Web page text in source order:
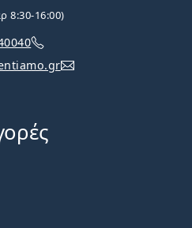
8:30-16:00)